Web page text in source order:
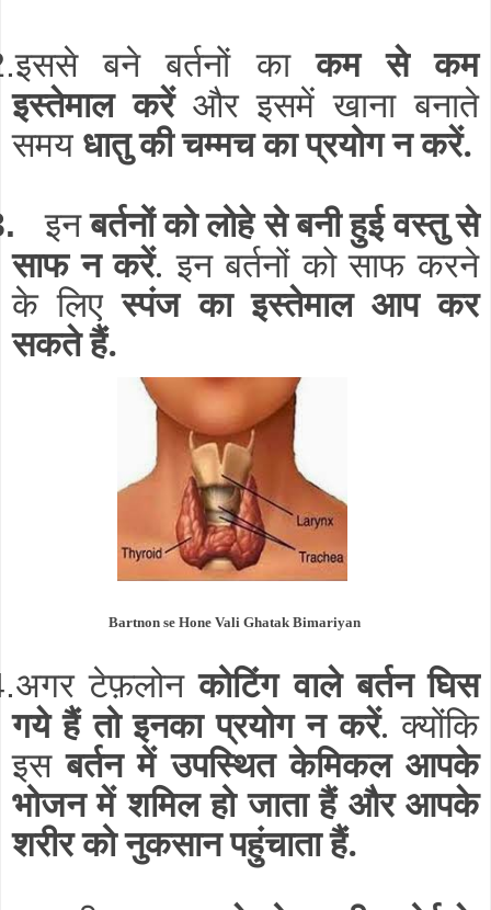
इससे बने बर्तनों काकम से कम
इस्तेमाल करें और इसमें खाना बनाते
समय धातु की चम्मच का प्रयोग न करें.
इनबर्तनों को लोहे से बनी हुई वस्तु से
साफ न करें. इन बर्तनों को साफ करने
के लिएस्पंज का इस्तेमाल आप कर
सकते हैं.
Bartnon se Hone Vali Ghatak Bimariyan
अगर टेफ़लोनकोटिंग वाले बर्तन घिस
गये हैं तो इनका प्रयोग न करें. क्योंकि
इसबर्तन में उपस्थित केमिकल आपके
भोजन में शमिल हो जाता हैं और आपके
शरीर को नुकसान पहुंचाता हैं.